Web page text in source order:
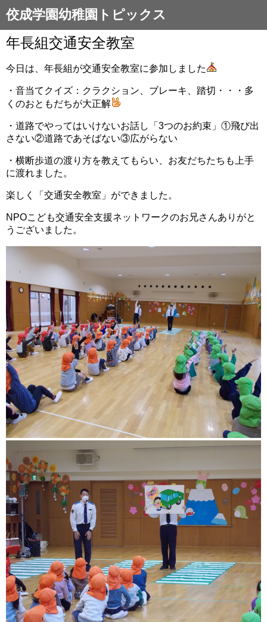
佼成学園幼稚園トピックス
年長組交通安全教室
今日は、年長組が交通安全教室に参加しました
・音当てクイズ：クラクション、ブレーキ、踏切・・・多
くのおともだちが大正解
・道路でやってはいけないお話し「3つのお約束」①飛び出
さない②道路であそばない③広がらない
・横断歩道の渡り方を教えてもらい、お友だちたちも上手
に渡れました。
楽しく「交通安全教室」ができました。
NPOこども交通安全支援ネットワークのお兄さんありがと
うございました。